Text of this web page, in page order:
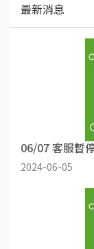
最新消息
06/07 客服暫
2024-06-05